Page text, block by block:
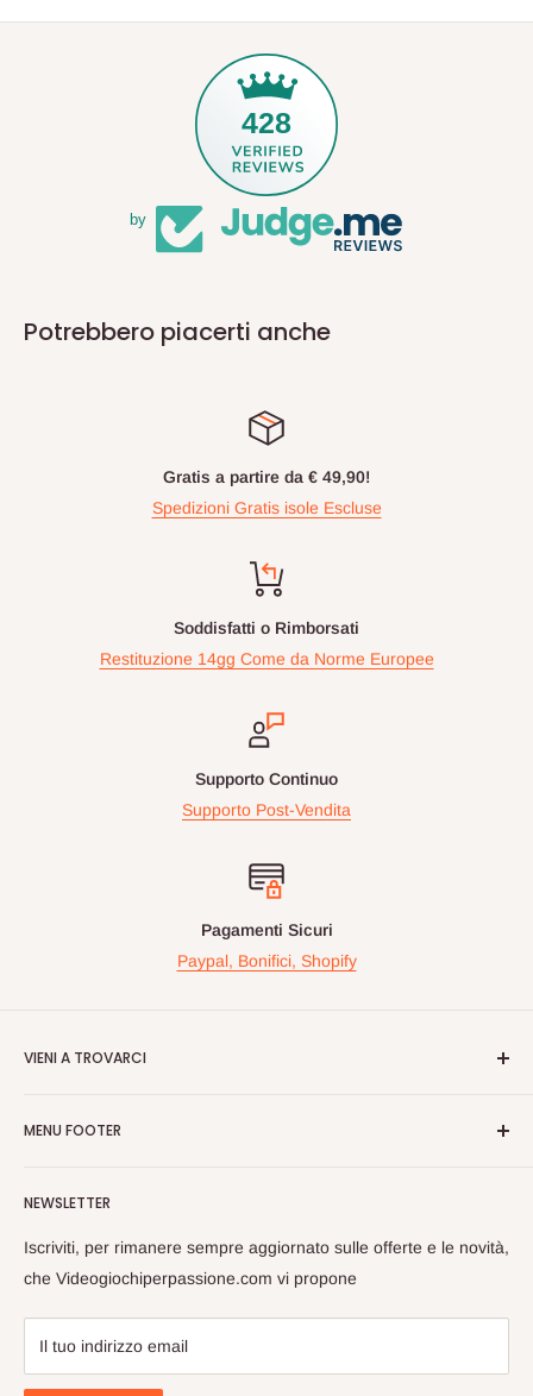
428
by
Potrebbero piacerti anche
Gratis a partire da € 49,90!
Spedizioni Gratis isole Escluse
Soddisfatti o Rimborsati
Restituzione 14gg Come da Norme Europee
Supporto Continuo
Supporto Post-Vendita
Pagamenti Sicuri
Paypal, Bonifici, Shopify
VIENI A TROVARCI
Nelle maggiori fiere Geek/Fumetti/Videogiochi, Italiane ed
vantaggiosi sulle nuove uiscite.
Passate a trovarci, cosi da poterci conoscere dal vivo e
scambiarci opinioni sul Mondo Nerd!
Store: Strada Padana Superiore, 28 , Cernusco Sul Naviglio,
MI
MENU FOOTER
Spedizioni
Privacy
Rimborsi
Guida Alle Taglie
FAQ
NEWSLETTER
Iscriviti, per rimanere sempre aggiornato sulle offerte e le novità,
che Videogiochiperpassione.com vi propone
Il tuo indirizzo email